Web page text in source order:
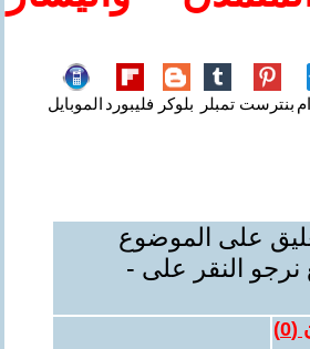
بنترست تمبلر بلوكر فليبورد الموبايل
على الموضوع
نرجو النقر على -
(
0
)